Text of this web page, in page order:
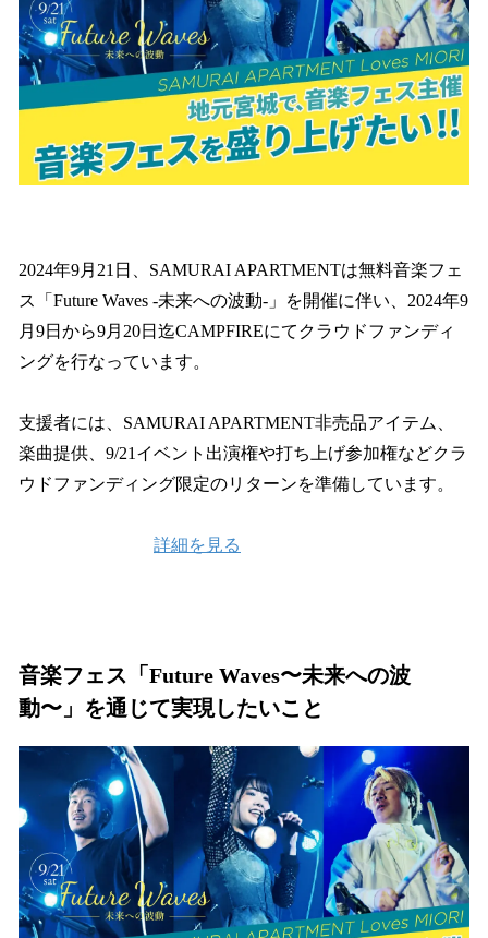
2024年9月21日、SAMURAI APARTMENTは無料音楽フェ
ス「Future Waves -未来への波動-」を開催に伴い、2024年9
月9日から9月20日迄CAMPFIREにてクラウドファンディ
ングを行なっています。
支援者には、SAMURAI APARTMENT非売品アイテム、
楽曲提供、9/21イベント出演権や打ち上げ参加権などクラ
ウドファンディング限定のリターンを準備しています。
詳細を見る
音楽フェス「Future Waves〜未来への波
動〜」を通じて実現したいこと